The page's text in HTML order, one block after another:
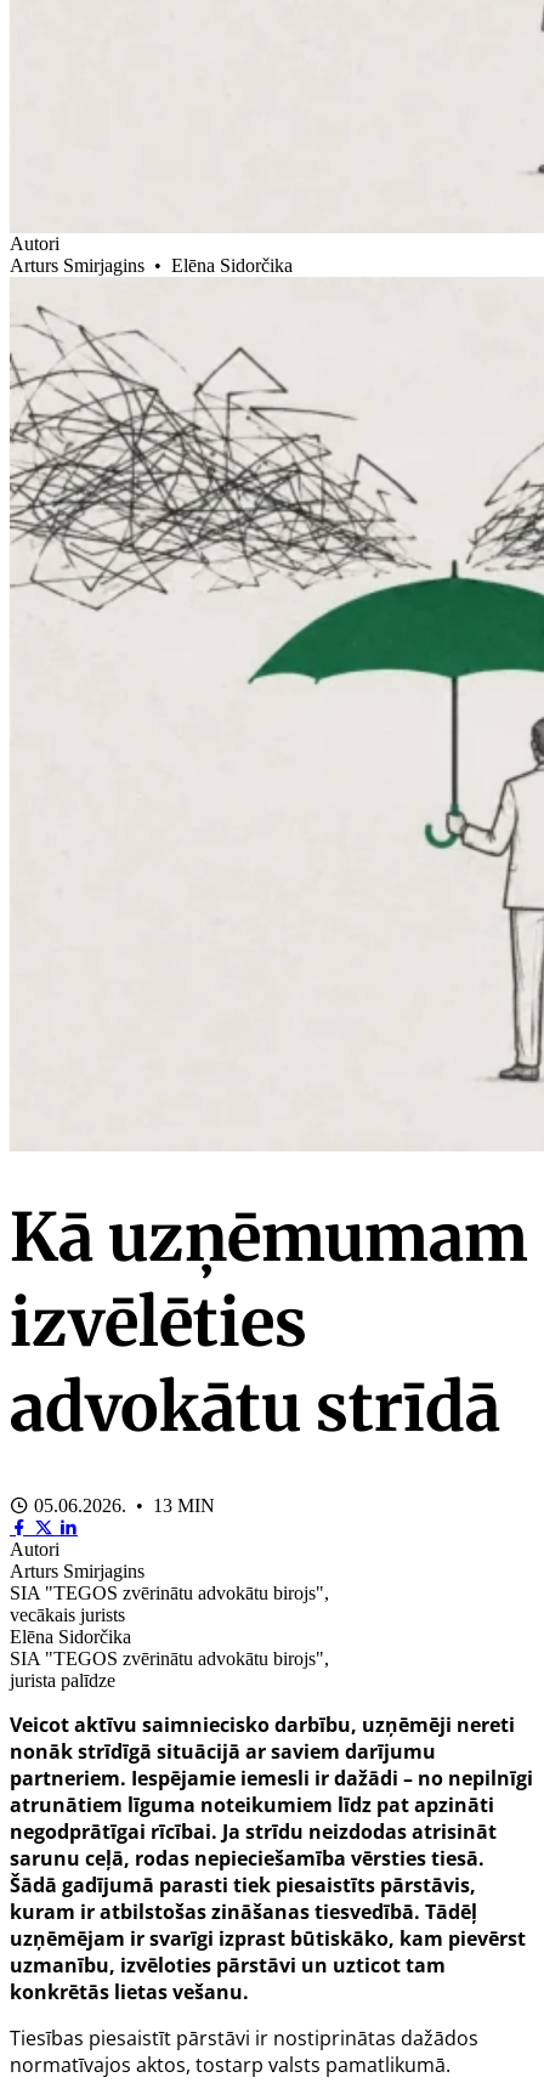
Autori
Arturs Smirjagins • Elēna Sidorčika
Kā uzņēmumam
izvēlēties
advokātu strīdā
05.06.2026. • 13 MIN
Autori
Arturs Smirjagins
SIA "TEGOS zvērinātu advokātu birojs",
vecākais jurists
Elēna Sidorčika
SIA "TEGOS zvērinātu advokātu birojs",
jurista palīdze
Veicot aktīvu saimniecisko darbību, uzņēmēji nereti
nonāk strīdīgā situācijā ar saviem darījumu
partneriem. Iespējamie iemesli ir dažādi – no nepilnīgi
atrunātiem līguma noteikumiem līdz pat apzināti
negodprātīgai rīcībai. Ja strīdu neizdodas atrisināt
sarunu ceļā, rodas nepieciešamība vērsties tiesā.
Šādā gadījumā parasti tiek piesaistīts pārstāvis,
kuram ir atbilstošas zināšanas tiesvedībā. Tādēļ
uzņēmējam ir svarīgi izprast būtiskāko, kam pievērst
uzmanību, izvēloties pārstāvi un uzticot tam
konkrētās lietas vešanu.
Tiesības piesaistīt pārstāvi ir nostiprinātas dažādos
normatīvajos aktos, tostarp valsts pamatlikumā.